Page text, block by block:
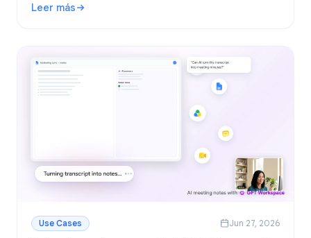
compatibles con cualquier plan.
Leer más
: Notas de reuniones en Microsoft Teams: cómo capturar
Use Cases Jun 27, 2026